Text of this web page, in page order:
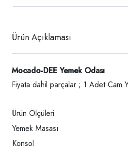
Ürün Açıklaması
Mocado-DEE Yemek Odası
Fiyata dahil parçalar ; 1 Adet Cam
Ürün Ölçüleri
Yemek Masası
Konsol